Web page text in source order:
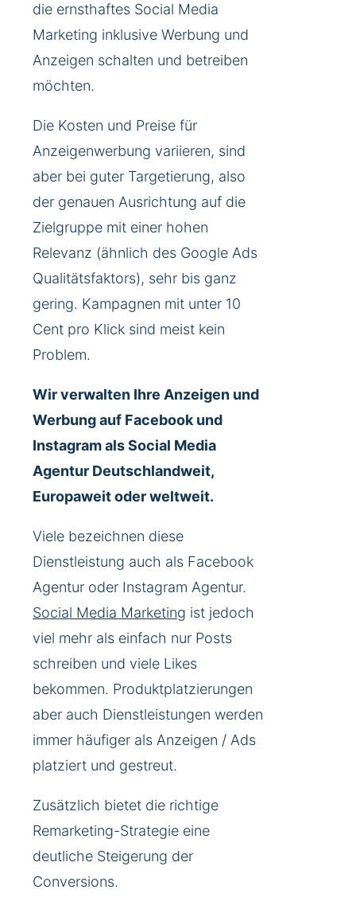
die ernsthaftes Social Media
Marketing inklusive Werbung und
Anzeigen schalten und betreiben
möchten.
Die Kosten und Preise für
Anzeigenwerbung variieren, sind
aber bei guter Targetierung, also
der genauen Ausrichtung auf die
Zielgruppe mit einer hohen
Relevanz (ähnlich des Google Ads
Qualitätsfaktors), sehr bis ganz
gering. Kampagnen mit unter 10
Cent pro Klick sind meist kein
Problem.
Wir verwalten Ihre Anzeigen und
Werbung auf Facebook und
Instagram als Social Media
Agentur Deutschlandweit,
Europaweit oder weltweit.
Viele bezeichnen diese
Dienstleistung auch als Facebook
Agentur oder Instagram Agentur.
Social Media Marketing ist jedoch
viel mehr als einfach nur Posts
schreiben und viele Likes
bekommen. Produktplatzierungen
aber auch Dienstleistungen werden
immer häufiger als Anzeigen / Ads
platziert und gestreut.
Zusätzlich bietet die richtige
Remarketing-Strategie eine
deutliche Steigerung der
Conversions.